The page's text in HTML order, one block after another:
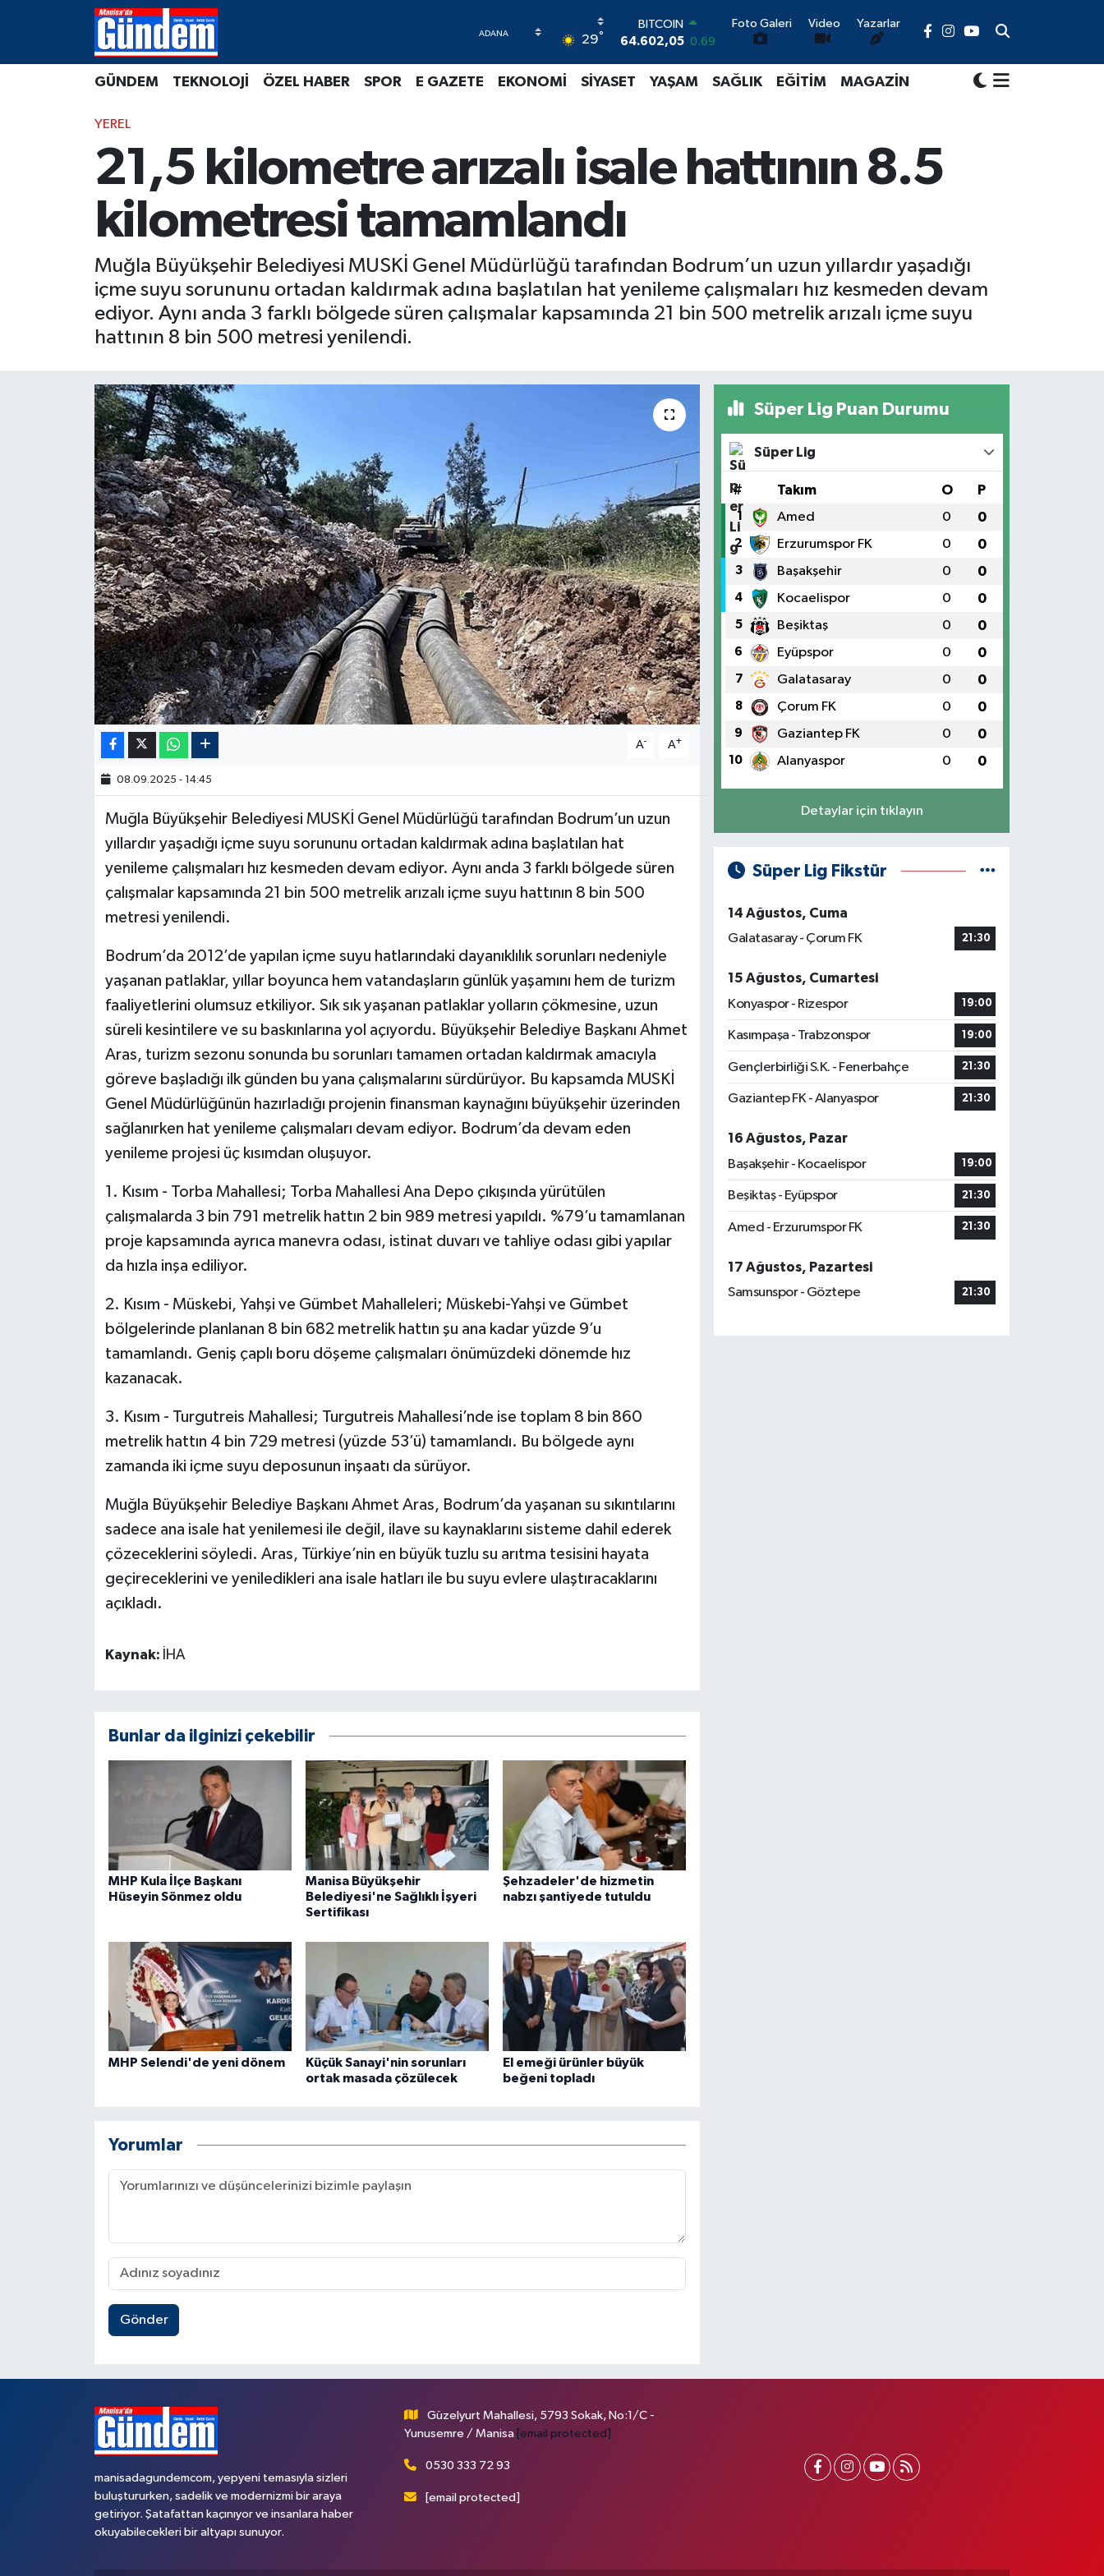
29°
DOLAR
47,6006 0.06
EURO
55,0250 0.02
6513.94
0.32
BİST100
13.768
48
Foto Galeri Video Yazarlar
GÜNDEM TEKNOLOJİ ÖZEL HABER SPOR E GAZETE EKONOMİ SİYASET YAŞAM SAĞLIK EĞİTİM MAGAZİN
YEREL
21,5 kilometre arızalı isale hattının 8.5
kilometresi tamamlandı
Muğla Büyükşehir Belediyesi MUSKİ Genel Müdürlüğü tarafından Bodrum’un uzun yıllardır yaşadığı
içme suyu sorununu ortadan kaldırmak adına başlatılan hat yenileme çalışmaları hız kesmeden devam
ediyor. Aynı anda 3 farklı bölgede süren çalışmalar kapsamında 21 bin 500 metrelik arızalı içme suyu
hattının 8 bin 500 metresi yenilendi.
A- A+
08.09.2025 - 14:45
Muğla Büyükşehir Belediyesi MUSKİ Genel Müdürlüğü tarafından Bodrum’un uzun
yıllardır yaşadığı içme suyu sorununu ortadan kaldırmak adına başlatılan hat
yenileme çalışmaları hız kesmeden devam ediyor. Aynı anda 3 farklı bölgede süren
çalışmalar kapsamında 21 bin 500 metrelik arızalı içme suyu hattının 8 bin 500
metresi yenilendi.
Bodrum’da 2012’de yapılan içme suyu hatlarındaki dayanıklılık sorunları nedeniyle
yaşanan patlaklar, yıllar boyunca hem vatandaşların günlük yaşamını hem de turizm
faaliyetlerini olumsuz etkiliyor. Sık sık yaşanan patlaklar yolların çökmesine, uzun
süreli kesintilere ve su baskınlarına yol açıyordu. Büyükşehir Belediye Başkanı Ahmet
Aras, turizm sezonu sonunda bu sorunları tamamen ortadan kaldırmak amacıyla
göreve başladığı ilk günden bu yana çalışmalarını sürdürüyor. Bu kapsamda MUSKİ
Genel Müdürlüğünün hazırladığı projenin finansman kaynağını büyükşehir üzerinden
sağlanırken hat yenileme çalışmaları devam ediyor. Bodrum’da devam eden
yenileme projesi üç kısımdan oluşuyor.
1. Kısım - Torba Mahallesi; Torba Mahallesi Ana Depo çıkışında yürütülen
çalışmalarda 3 bin 791 metrelik hattın 2 bin 989 metresi yapıldı. %79’u tamamlanan
proje kapsamında ayrıca manevra odası, istinat duvarı ve tahliye odası gibi yapılar
da hızla inşa ediliyor.
2. Kısım - Müskebi, Yahşi ve Gümbet Mahalleleri; Müskebi-Yahşi ve Gümbet
bölgelerinde planlanan 8 bin 682 metrelik hattın şu ana kadar yüzde 9’u
tamamlandı. Geniş çaplı boru döşeme çalışmaları önümüzdeki dönemde hız
kazanacak.
3. Kısım - Turgutreis Mahallesi; Turgutreis Mahallesi’nde ise toplam 8 bin 860
metrelik hattın 4 bin 729 metresi (yüzde 53’ü) tamamlandı. Bu bölgede aynı
zamanda iki içme suyu deposunun inşaatı da sürüyor.
Muğla Büyükşehir Belediye Başkanı Ahmet Aras, Bodrum’da yaşanan su sıkıntılarını
sadece ana isale hat yenilemesi ile değil, ilave su kaynaklarını sisteme dahil ederek
çözeceklerini söyledi. Aras, Türkiye’nin en büyük tuzlu su arıtma tesisini hayata
geçireceklerini ve yeniledikleri ana isale hatları ile bu suyu evlere ulaştıracaklarını
açıkladı.
Kaynak: İHA
Bunlar da ilginizi çekebilir
MHP Kula İlçe Başkanı
Hüseyin Sönmez oldu
Manisa Büyükşehir
Belediyesi'ne Sağlıklı İşyeri
Sertifikası
Şehzadeler'de hizmetin
nabzı şantiyede tutuldu
MHP Selendi'de yeni dönem
Küçük Sanayi'nin sorunları
ortak masada çözülecek
El emeği ürünler büyük
beğeni topladı
Yorumlar
Gönder
Süper Lig Puan Durumu
Süper Lig
# Takım O P
1 Amed 0 0
2 Erzurumspor FK 0 0
3 Başakşehir 0 0
4 Kocaelispor 0 0
5 Beşiktaş 0 0
6 Eyüpspor 0 0
7 Galatasaray 0 0
8 Çorum FK 0 0
9 Gaziantep FK 0 0
10 Alanyaspor 0 0
Detaylar için tıklayın
Süper Lig Fikstür
14 Ağustos, Cuma
Galatasaray - Çorum FK
21:30
15 Ağustos, Cumartesi
Konyaspor - Rizespor
19:00
Kasımpaşa - Trabzonspor 19:00
Gençlerbirliği S.K. - Fenerbahçe 21:30
Gaziantep FK - Alanyaspor 21:30
16 Ağustos, Pazar
Başakşehir - Kocaelispor
19:00
Beşiktaş - Eyüpspor 21:30
Amed - Erzurumspor FK 21:30
17 Ağustos, Pazartesi
Samsunspor - Göztepe
21:30
manisadagundemcom, yepyeni temasıyla sizleri
buluştururken, sadelik ve modernizmi bir araya
getiriyor. Şatafattan kaçınıyor ve insanlara haber
okuyabilecekleri bir altyapı sunuyor.
Güzelyurt Mahallesi, 5793 Sokak, No:1/C -
Yunusemre / Manisa [email protected]
0530 333 72 93
[email protected]
Manisa Hava Durumu
Süper Lig Puan Durumu ve Fikstür
Tüm Manşetler
Son Dakika Haberleri
Haber Arşivi